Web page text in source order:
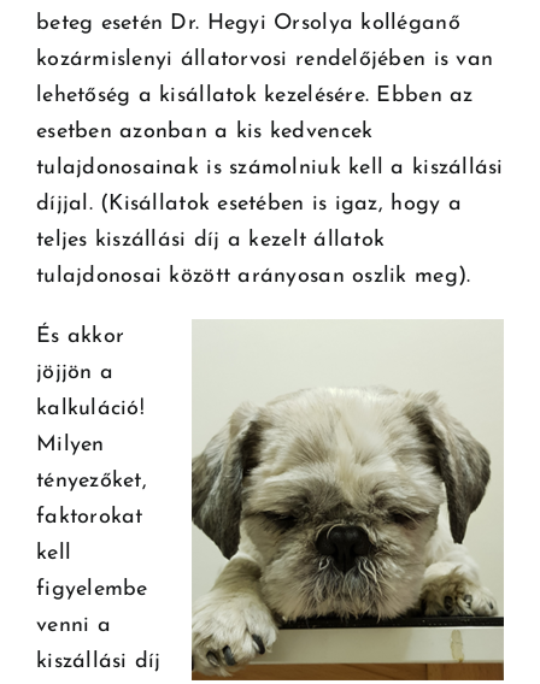
beteg esetén Dr. Hegyi Orsolya kolléganő
kozármislenyi állatorvosi rendelőjében is van
lehetőség a kisállatok kezelésére. Ebben az
esetben azonban a kis kedvencek
tulajdonosainak is számolniuk kell a kiszállási
díjjal. (Kisállatok esetében is igaz, hogy a
teljes kiszállási díj a kezelt állatok
tulajdonosai között arányosan oszlik meg).
És akkor
jöjjön a
kalkuláció!
Milyen
tényezőket,
faktorokat
kell
figyelembe
venni a
kiszállási díj